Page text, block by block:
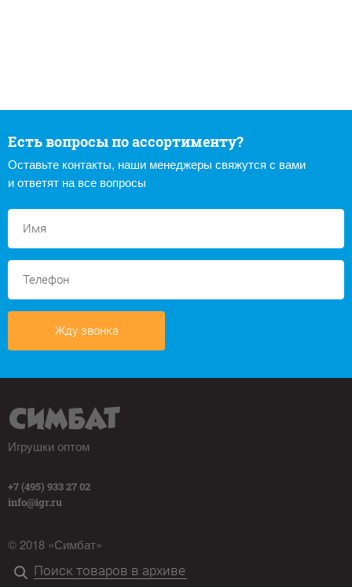
Есть вопросы по ассортименту?
Оставьте контакты, наши менеджеры свяжутся с вами
и ответят на все вопросы
Жду звонка
Игрушки оптом
+7 (495) 933 27 02
info@igr.ru
© 2018 «Симбат»